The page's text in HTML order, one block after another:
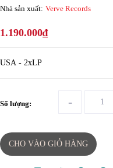
Nhà sản xuất: Verve Records
1.190.000₫
USA - 2xLP
Số lượng: -
CHO VÀO GIỎ HÀNG